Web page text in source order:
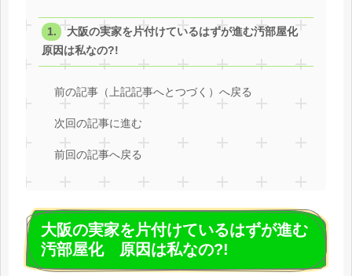
大阪の実家を片付けているはずが進む汚部屋化
原因は私なの?!
前の記事（上記記事へとつづく）へ戻る
次回の記事に進む
前回の記事へ戻る
大阪の実家を片付けているはずが進む
汚部屋化 原因は私なの?!